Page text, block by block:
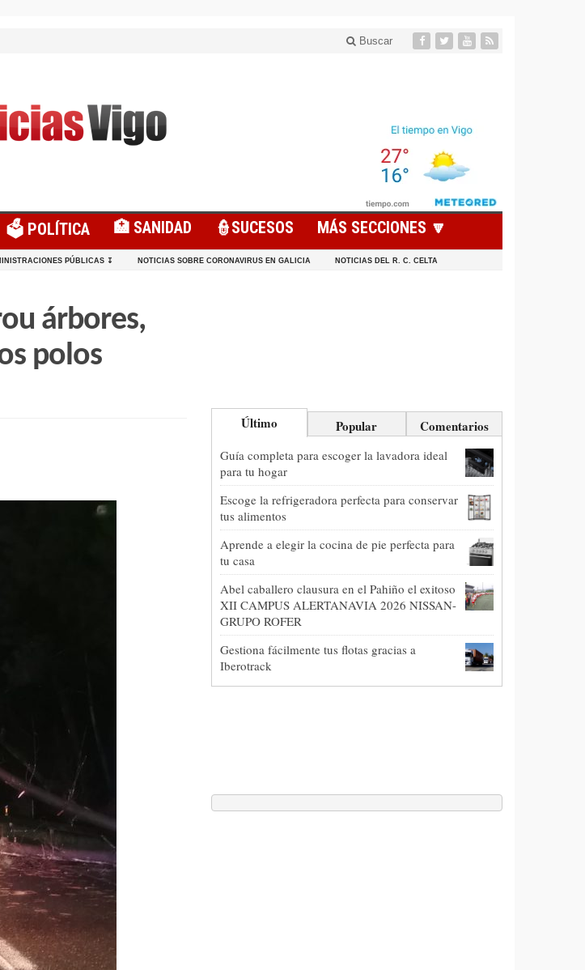
Buscar
🗳️ POLÍTICA 🏥 SANIDAD 👮SUCESOS MÁS SECCIONES 🔽
PÚBLICAS ↧ NOTICIAS SOBRE CORONAVIRUS EN GALICIA NOTICIAS DEL R. C. CELTA
árbores,
polos
Último Popular Comentarios
Guía completa para escoger la lavadora ideal
para tu hogar
Escoge la refrigeradora perfecta para conservar
tus alimentos
Aprende a elegir la cocina de pie perfecta para
tu casa
Abel caballero clausura en el Pahiño el exitoso
XII CAMPUS ALERTANAVIA 2026 NISSAN-
GRUPO ROFER
Gestiona fácilmente tus flotas gracias a
Iberotrack